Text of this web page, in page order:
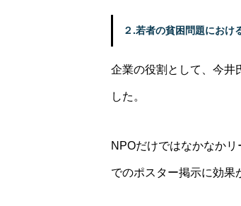
２.若者の貧困問題におけ
企業の役割として、今井
した。
NPOだけではなかなか
でのポスター掲示に効果